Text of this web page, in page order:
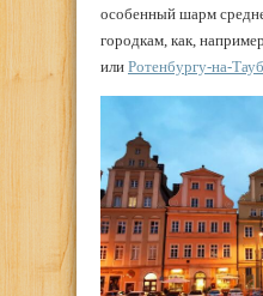
особенный шарм
городкам, как, например,
или Ротенбургу-на-